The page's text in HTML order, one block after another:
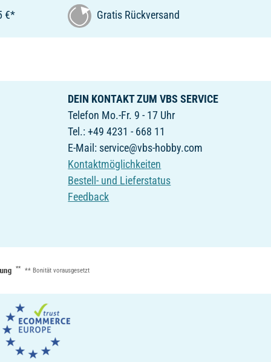
€* Gratis Rückversand
DEIN KONTAKT ZUM VBS SERVICE
Telefon Mo.-Fr. 9 - 17 Uhr
Tel.: +49 4231 - 668 11
E-Mail: service@vbs-hobby.com
Kontaktmöglichkeiten
Bestell- und Lieferstatus
Feedback
** ** Bonität vorausgesetzt